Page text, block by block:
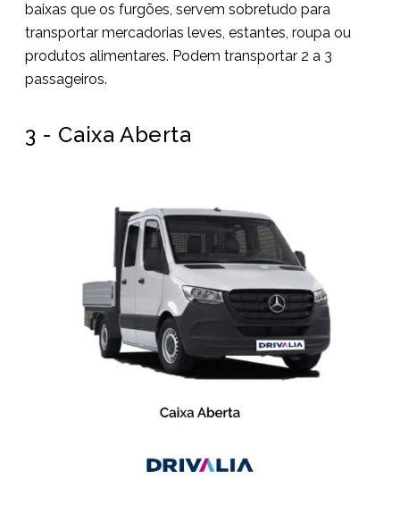
baixas que os furgões, servem sobretudo para
transportar mercadorias leves, estantes, roupa ou
produtos alimentares. Podem transportar 2 a 3
passageiros.
3 - Caixa Aberta